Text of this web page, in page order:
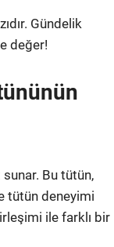
Gündelik
değer!
Bu tütün,
tütün deneyimi
ile farklı bir